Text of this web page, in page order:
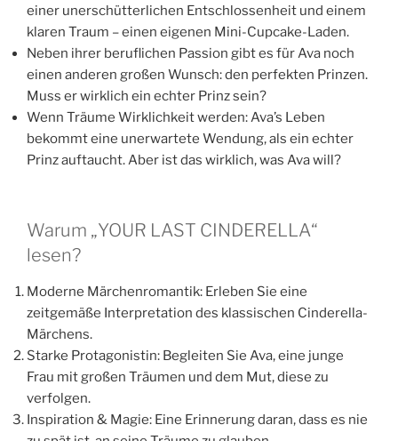
einer unerschütterlichen Entschlossenheit und einem
klaren Traum – einen eigenen Mini-Cupcake-Laden.
Neben ihrer beruflichen Passion gibt es für Ava noch
einen anderen großen Wunsch: den perfekten Prinzen.
Muss er wirklich ein echter Prinz sein?
Wenn Träume Wirklichkeit werden: Ava’s Leben
bekommt eine unerwartete Wendung, als ein echter
Prinz auftaucht. Aber ist das wirklich, was Ava will?
Warum „YOUR LAST CINDERELLA“
lesen?
Moderne Märchenromantik: Erleben Sie eine
zeitgemäße Interpretation des klassischen Cinderella-
Märchens.
Starke Protagonistin: Begleiten Sie Ava, eine junge
Frau mit großen Träumen und dem Mut, diese zu
verfolgen.
Inspiration & Magie: Eine Erinnerung daran, dass es nie